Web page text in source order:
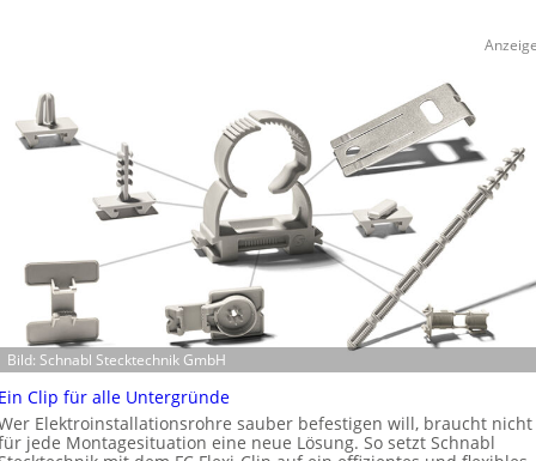
Bild: Schnabl Stecktechnik GmbH
Clip für alle Untergründe
Elektroinstallationsrohre sauber befestigen will, braucht nicht
jede Montagesituation eine neue Lösung. So setzt Schnabl